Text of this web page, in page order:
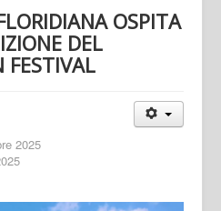
OSPITA
DEL
FESTIVAL
2025